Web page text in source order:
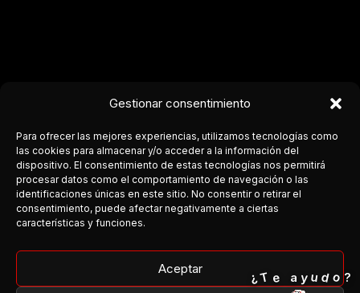
Gestionar consentimiento
Para ofrecer las mejores experiencias, utilizamos tecnologías como
las cookies para almacenar y/o acceder a la información del
dispositivo. El consentimiento de estas tecnologías nos permitirá
procesar datos como el comportamiento de navegación o las
identificaciones únicas en este sitio. No consentir o retirar el
consentimiento, puede afectar negativamente a ciertas
características y funciones.
Aceptar
COSTA DEL ROCK
Medio independiente dedicado a la escena rock y metal en
Facebook
¿T e a y udo ?